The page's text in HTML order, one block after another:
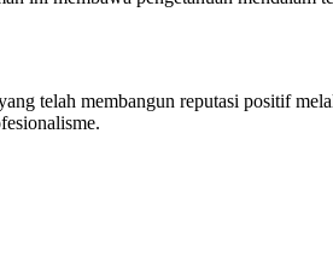
telah membangun reputasi positif